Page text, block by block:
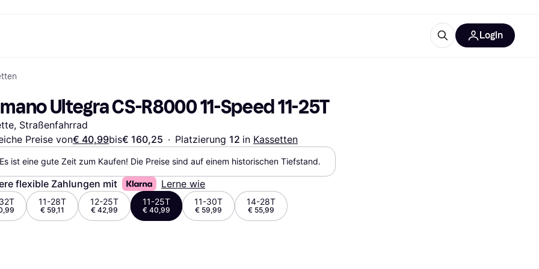
Shopping und Cashback
Shops entdecken
Mitgliedschaft
Klarna GuthabenFlexkonto
Festgeldkonto
Schönheit & Gesundheit
Bekleidung & Accessoires
Spielzeug & Hobbys
Möbel & Haushalt
TV & Audio
Sport & Freizeit
Computer
Renovierung & Bau
Mobilgeräte & Wearables
Kinder & Familie
Garten & Außenbereich
Küchengeräte
Haushaltsgeräte
Bücher, Filme & Musik
Login
Ultegra CS-R8000 11-Speed 11-25T
Straßenfahrrad
Preise von€ 40,99bis€ 160,25 · Platzierung 12 in Kassetten
Es ist eine gute Zeit zum Kaufen! Die Preise sind auf einem historischen Tiefstand.
flexible Zahlungen mit Lerne wie
11-28T
€ 59,11
12-25T
€ 42,99
11-25T
€ 40,99
11-30T
€ 59,99
14-28T
€ 55,99